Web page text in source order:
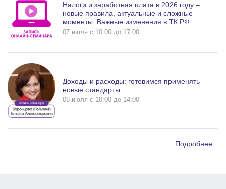
Налоги и заработная плата в 2026 году –
новые правила, актуальные и сложные
моменты. Важные изменения в ТК РФ
07 июля c 10:00 до 17:00
Доходы и расходы: готовимся применять
новые стандарты
08 июля c 10:00 до 14:00
Подробнее...